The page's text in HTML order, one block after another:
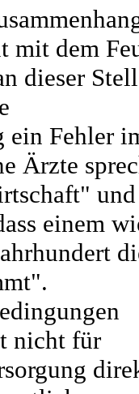
mit dem
dieser
ein Fehler
Ärzte
einem
nicht für